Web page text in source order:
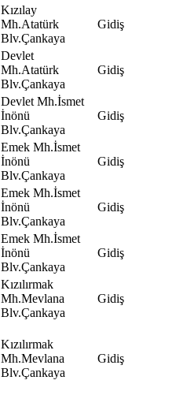
Kızılay
Mh.Atatürk
Blv.Çankaya
Gidiş
Devlet
Mh.Atatürk
Blv.Çankaya
Gidiş
Devlet Mh.İsmet
İnönü
Blv.Çankaya
Gidiş
Emek Mh.İsmet
İnönü
Blv.Çankaya
Gidiş
Emek Mh.İsmet
İnönü
Blv.Çankaya
Gidiş
Emek Mh.İsmet
İnönü
Blv.Çankaya
Gidiş
Kızılırmak
Mh.Mevlana
Blv.Çankaya
Gidiş
Kızılırmak
Mh.Mevlana
Blv.Çankaya
Gidiş